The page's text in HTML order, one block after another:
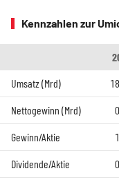
Kennzahlen zur
Umsatz (Mrd)
Nettogewinn (Mrd)
Gewinn/Aktie
Dividende/Aktie